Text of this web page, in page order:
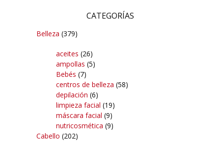
CATEGORÍAS
Belleza (379)
aceites (26)
ampollas (5)
Bebés (7)
centros de belleza (58)
depilación (6)
limpieza facial (19)
máscara facial (9)
nutricosmética (9)
Cabello (202)